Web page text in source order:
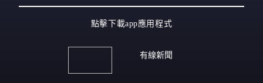
點擊下載app應用程式
有線新聞